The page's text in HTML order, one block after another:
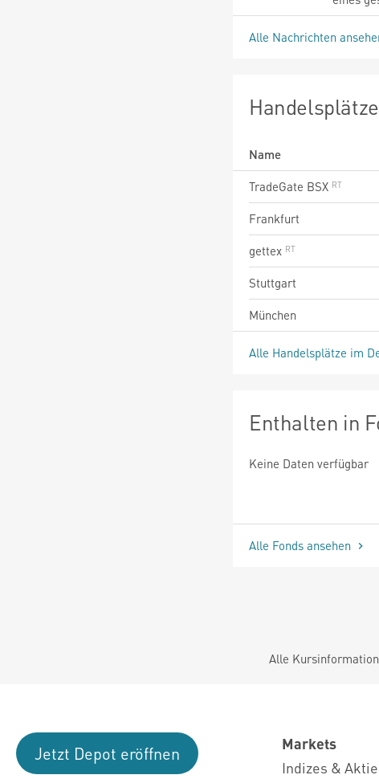
Alle Nachrichten
Handelsplätze
Name
TradeGate BSX
Frankfurt
gettex
Stuttgart
München
Alle Handelsplätze im
Enthalten in
Keine Daten verfügbar
Alle Fonds ansehen
Alle
Jetzt Depot eröffnen
Markets
Indizes &